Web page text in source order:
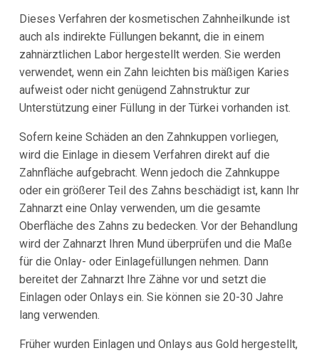
Dieses Verfahren der kosmetischen Zahnheilkunde ist
auch als indirekte Füllungen bekannt, die in einem
zahnärztlichen Labor hergestellt werden. Sie werden
verwendet, wenn ein Zahn leichten bis mäßigen Karies
aufweist oder nicht genügend Zahnstruktur zur
Unterstützung einer Füllung in der Türkei vorhanden ist.
Sofern keine Schäden an den Zahnkuppen vorliegen,
wird die Einlage in diesem Verfahren direkt auf die
Zahnfläche aufgebracht. Wenn jedoch die Zahnkuppe
oder ein größerer Teil des Zahns beschädigt ist, kann Ihr
Zahnarzt eine Onlay verwenden, um die gesamte
Oberfläche des Zahns zu bedecken. Vor der Behandlung
wird der Zahnarzt Ihren Mund überprüfen und die Maße
für die Onlay- oder Einlagefüllungen nehmen. Dann
bereitet der Zahnarzt Ihre Zähne vor und setzt die
Einlagen oder Onlays ein. Sie können sie 20-30 Jahre
lang verwenden.
Früher wurden Einlagen und Onlays aus Gold hergestellt,